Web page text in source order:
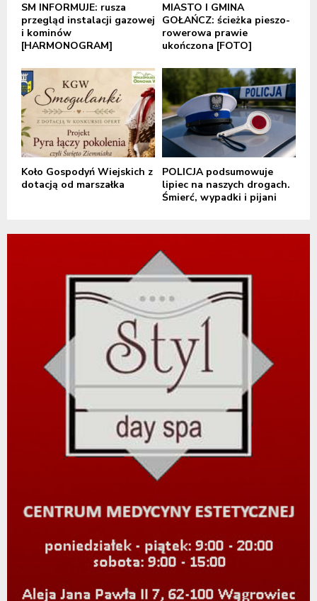
SM INFORMUJE: rusza
przegląd instalacji gazowej
i kominów
[HARMONOGRAM]
MIASTO I GMINA
GOŁAŃCZ: ścieżka pieszo-
rowerowa prawie
ukończona [FOTO]
Koło Gospodyń Wiejskich z
dotacją od marszałka
POLICJA podsumowuje
lipiec na naszych drogach.
Śmierć, wypadki i pijani